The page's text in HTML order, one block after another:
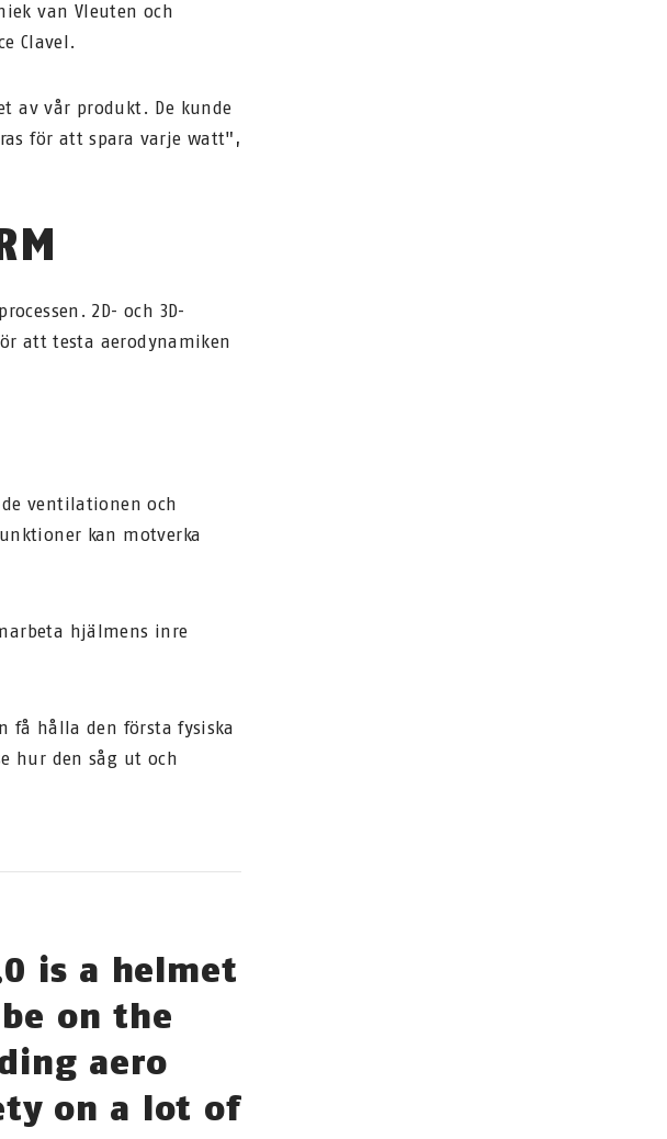
van Vleuten och
Clavel.
av vår produkt. De kunde
för att spara varje watt",
2D- och 3D-
att testa aerodynamiken
ventilationen och
kan motverka
hjälmens inre
få hålla den första fysiska
hur den såg ut och
is a helmet
on the
aero
on a lot of